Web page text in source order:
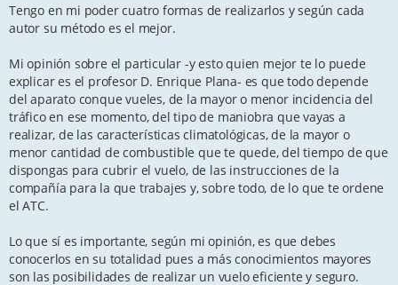
Tengo en mi poder cuatro formas de realizarlos y según cada
autor su método es el mejor.
Mi opinión sobre el particular -y esto quien mejor te lo puede
explicar es el profesor D. Enrique Plana- es que todo depende
del aparato conque vueles, de la mayor o menor incidencia del
tráfico en ese momento, del tipo de maniobra que vayas a
realizar, de las características climatológicas, de la mayor o
menor cantidad de combustible que te quede, del tiempo de que
dispongas para cubrir el vuelo, de las instrucciones de la
compañía para la que trabajes y, sobre todo, de lo que te ordene
el ATC.
Lo que sí es importante, según mi opinión, es que debes
conocerlos en su totalidad pues a más conocimientos mayores
son las posibilidades de realizar un vuelo eficiente y seguro.